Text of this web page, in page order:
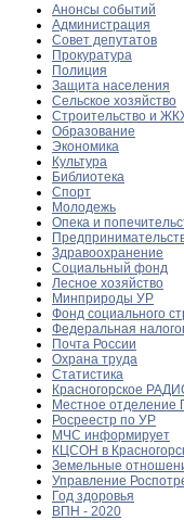
Анонсы событий
Администрация
Совет депутатов
Прокуратура
Полиция
Защита населения
Сельское хозяйство
Строительство и
Образование
Экономика
Культура
Библиотека
Спорт
Молодежь
Опека и
Здравоохранение
Социальный фонд
Лесное хозяйство
Минприроды УР
Фонд социального
Федеральная
Почта России
Охрана труда
Статистика
Красногорское
Местное отделение
Росреестр по УР
МЧС информирует
КЦСОН в
Земельные
Управление
Год здоровья
ВПН - 2020